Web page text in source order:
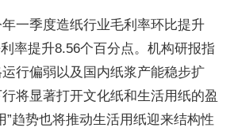
一季度造纸行业毛利率环比提升
率提升8.56个百分点。机构研报指
行偏弱以及国内纸浆产能稳步扩
将显著打开文化纸和生活用纸的盈
”趋势也将推动生活用纸迎来结构性